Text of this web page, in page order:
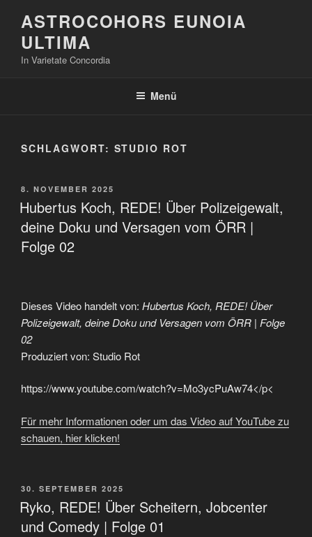
Inhalt
springen
ASTROCOHORS EUNOIA
ULTIMA
In Varietate Concordia
Menü
SCHLAGWORT: STUDIO ROT
VERÖFFENTLICHT
AM
8. NOVEMBER 2025
Hubertus Koch, REDE! Über Polizeigewalt,
deine Doku und Versagen vom ÖRR |
Folge 02
Dieses Video handelt von: Hubertus Koch, REDE! Über
Polizeigewalt, deine Doku und Versagen vom ÖRR | Folge
02
Produziert von: Studio Rot
https://www.youtube.com/watch?v=Mo3ycPuAw74</p<
Für mehr Informationen oder um das Video auf YouTube zu
schauen, hier klicken!
VERÖFFENTLICHT
AM
30. SEPTEMBER 2025
Ryko, REDE! Über Scheitern, Jobcenter
und Comedy | Folge 01